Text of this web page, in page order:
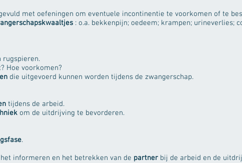
met oefeningen om eventuele incontinentie te voorkomen of te
: o.a. bekkenpijn; oedeem; krampen; urineverlies;
rugspieren.
Hoe voorkomen?
die uitgevoerd kunnen worden tijdens de zwangerschap.
tijdens de arbeid.
om de uitdrijving te bevorderen.
.
informeren en het betrekken van de partner bij de arbeid en de